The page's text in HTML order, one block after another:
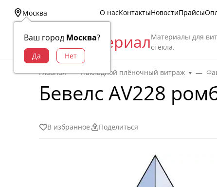
Москва
Ваш город Москва?
О насКонтактыНовостиПрайсы
Витраж МатериалМатериалы для
стекла.
Главная Накладной плёночный витраж
Бевелс AV228
В избранное Поделиться